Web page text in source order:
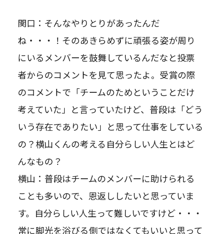
関口：そんなやりとりがあったんだ
ね・・・！そのあきらめずに頑張る姿が周り
にいるメンバーを鼓舞しているんだなと投票
者からのコメントを見て思ったよ。受賞の際
のコメントで「チームのためということだけ
考えていた」と言っていたけど、普段は「どう
いう存在でありたい」と思って仕事をしている
の？横山くんの考える自分らしい人生とはど
んなもの？
横山：普段はチームのメンバーに助けられる
ことも多いので、恩返ししたいと思っていま
す。自分らしい人生って難しいですけど・・・
常に脚光を浴びる側ではなくてもいいと思って